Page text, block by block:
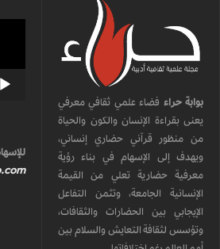
بوابة حراء فضاء علمي ثقافي معرفي
يعنى بقراءة الإنسان والكون والحياة
من منظور قرآني حضاري إنساني،
ويهدف إلى الإسهام في بناء رؤية
معرفية حضارية تعلي من القيمة
الإنسانية الجامعة، وتثمن التفاعل
الإيجابي بين الحضارات والثقافات،
وتؤسس لثقافة التعايش والسلام بين